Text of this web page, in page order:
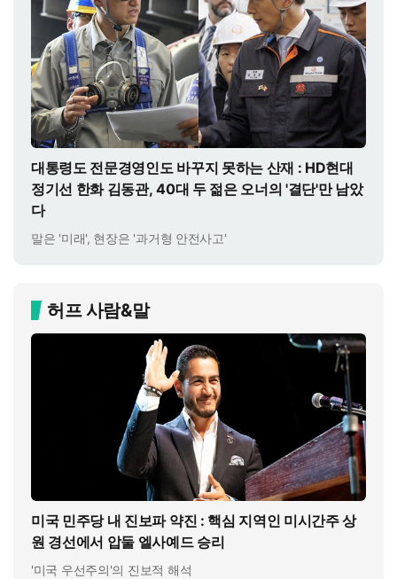
대통령도 전문경영인도 바꾸지 못하는 산재 : HD현대
정기선 한화 김동관, 40대 두 젊은 오너의 '결단'만 남았
다
말은 '미래', 현장은 '과거형 안전사고'
허프 사람&말
미국 민주당 내 진보파 약진 : 핵심 지역인 미시간주 상
원 경선에서 압둘 엘사예드 승리
'미국 우선주의'의 진보적 해석